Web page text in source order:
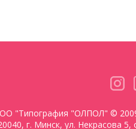
"Типография "ОЛПОЛ" ©
г. Минск, ул. Некрасова